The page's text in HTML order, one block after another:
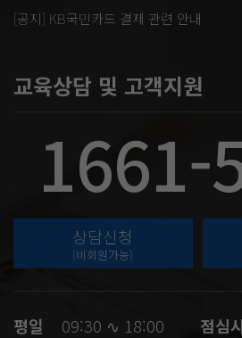
[공지] KB국민카드 결제 관련 안내
교육상담 및 고객지원
1661-
상담신청
(비회원가능)
평일 09:30 ∿ 18:00 점심